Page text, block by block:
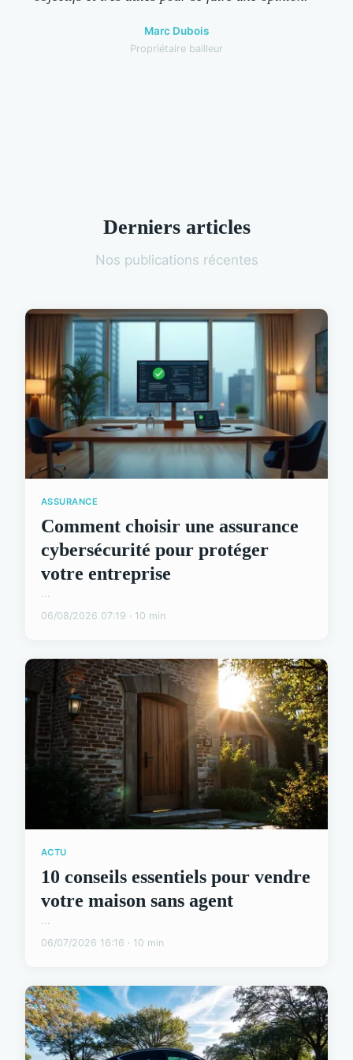
Marc Dubois
Propriétaire bailleur
Derniers articles
Nos publications récentes
ASSURANCE
Comment choisir une assurance
cybersécurité pour protéger
votre entreprise
...
06/08/2026 07:19 · 10 min
ACTU
10 conseils essentiels pour vendre
votre maison sans agent
...
06/07/2026 16:16 · 10 min